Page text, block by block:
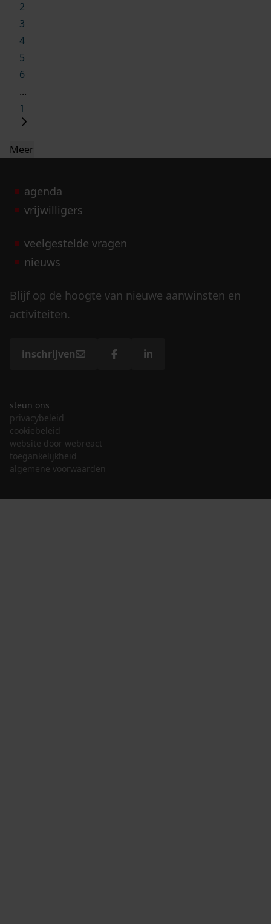
2
3
4
5
6
...
1
Meer
agenda
vrijwilligers
veelgestelde vragen
nieuws
Blijf op de hoogte van nieuwe aanwinsten en
activiteiten.
inschrijven
steun ons
privacybeleid
cookiebeleid
website door webreact
toegankelijkheid
algemene voorwaarden